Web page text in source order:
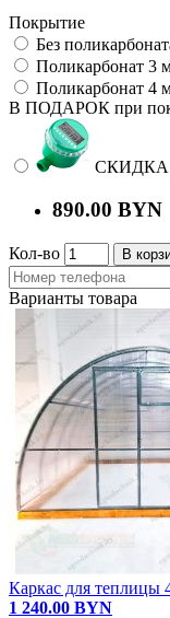
Покрытие
Без
Поликарбонат 3
Поликарбонат 4
В ПОДАРОК при
СКИДКА
890.00 BYN
Кол-во
В
Варианты товара
Каркас для
1 240.00 BYN